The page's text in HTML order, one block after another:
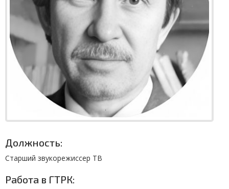
Должность:
Старший звукорежиссер ТВ
Работа в ГТРК: